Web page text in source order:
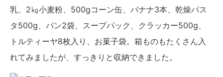
乳、2㎏小麦粉、500gコーン缶、バナナ3本、乾燥パス
タ500g、パン2袋、スープパック、クラッカー500g、
トルティーヤ8枚入り、お菓子袋。箱ものもたくさん入
れてみましたが、すっきりと収納できました。